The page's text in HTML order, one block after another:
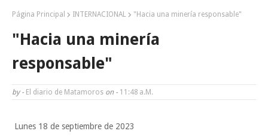
familias de Matamoros
La ONU publica Segundo Informe Subnacional de Tamaulipas
Disney reconoce a nivel mundial talento de estudiante de la UAT
Inicia el ayuntamiento pavimentación de la calle Ingenieros en la
Página Principal INTERNACIONAL "Hacia una minería responsable"
"Hacia una minería
responsable"
by - El diario de Matamoros on - 11:48 A.m.
Lunes 18 de septiembre de 2023